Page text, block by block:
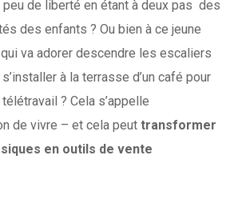
peu de liberté en étant à deux pas des
des enfants ? Ou bien à ce jeune
va adorer descendre les escaliers
à la terrasse d’un café pour
? Cela s’appelle
de vivre – et cela peut transformer
en outils de vente